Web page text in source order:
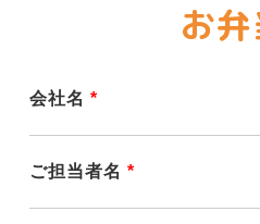
お
会社名 *
ご担当者名 *